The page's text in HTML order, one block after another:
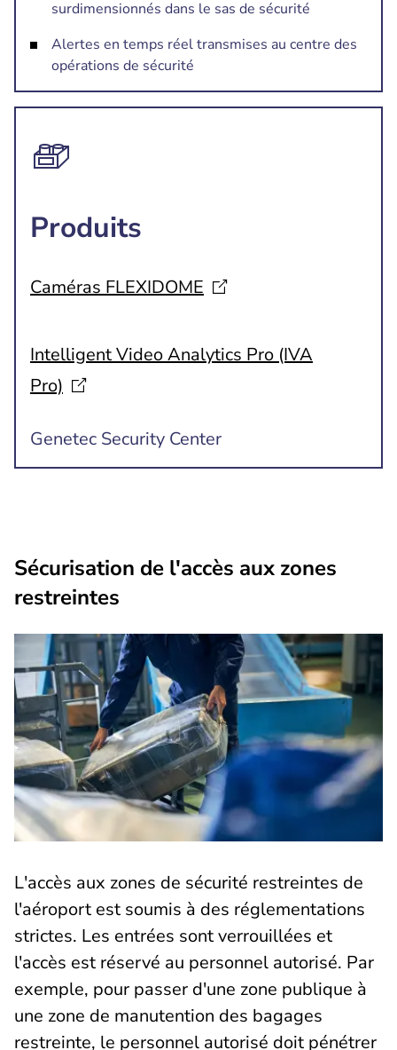
surdimensionnés dans le sas de sécurité
Alertes en temps réel transmises au centre des
opérations de sécurité
Produits
Caméras FLEXIDOME
Intelligent Video Analytics Pro (IVA
Pro)
Genetec Security Center
Sécurisation de l'accès aux zones
restreintes
L'accès aux zones de sécurité restreintes de
l'aéroport est soumis à des réglementations
strictes. Les entrées sont verrouillées et
l'accès est réservé au personnel autorisé. Par
exemple, pour passer d'une zone publique à
une zone de manutention des bagages
restreinte, le personnel autorisé doit pénétrer